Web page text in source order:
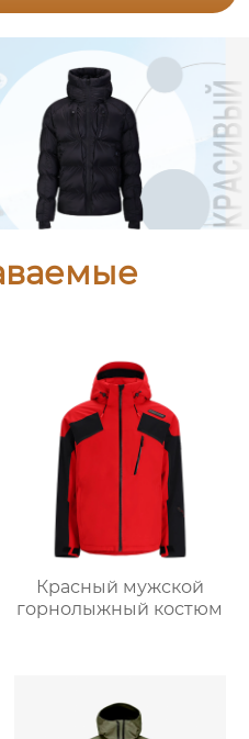
Красный мужской
горнолыжный костюм